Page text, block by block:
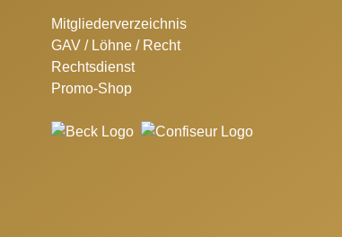
Mitgliederverzeichnis
GAV / Löhne / Recht
Rechtsdienst
Promo-Shop